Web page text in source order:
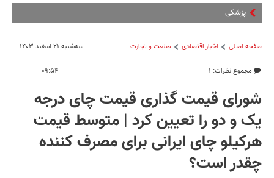
پزشکیان: همسایگان
صفحه اصلی اخبار اقتصادی صنعت و تجارت
مجموع نظرات: ۱
سه‌شنبه ۲۱ اسفند ۱۴۰۳ -
۰۹:۵۴
شورای قیمت گذاری قیمت چای درجه
یک و دو را تعیین کرد | متوسط قیمت
هرکیلو چای ایرانی برای مصرف کننده
چقدر است؟